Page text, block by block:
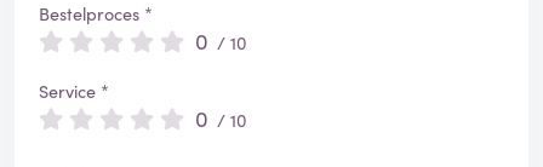
Bestelproces *
0 / 10
Service *
0 / 10